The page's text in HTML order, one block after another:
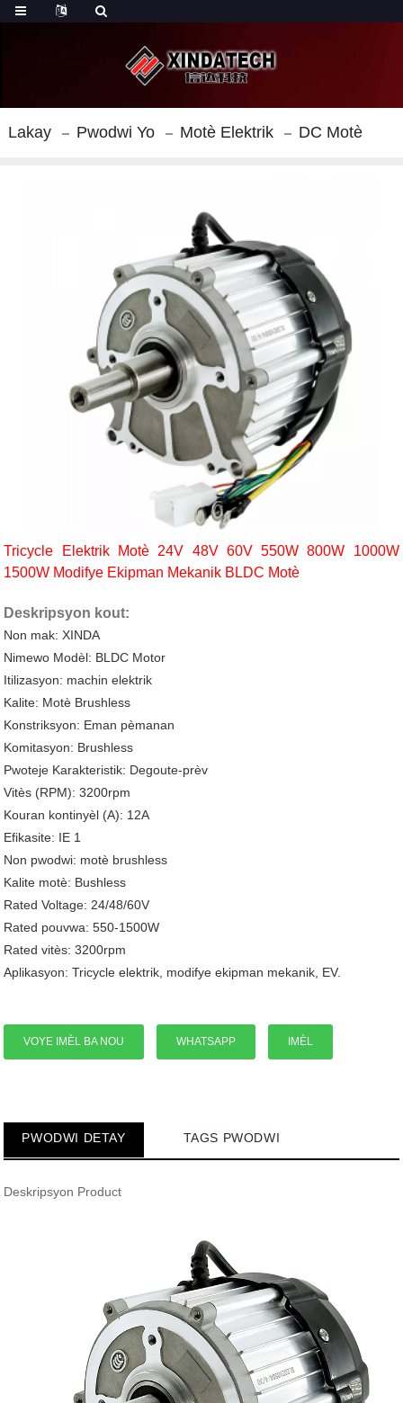
Lakay Pwodwi Yo Motè Elektrik DC Motè
Tricycle Elektrik Motè 24V 48V 60V 550W 800W 1000W
1500W Modifye Ekipman Mekanik BLDC Motè
Deskripsyon kout:
Non mak: XINDA
Nimewo Modèl: BLDC Motor
Itilizasyon: machin elektrik
Kalite: Motè Brushless
Konstriksyon: Eman pèmanan
Komitasyon: Brushless
Pwoteje Karakteristik: Degoute-prèv
Vitès (RPM): 3200rpm
Kouran kontinyèl (A): 12A
Efikasite: IE 1
Non pwodwi: motè brushless
Kalite motè: Bushless
Rated Voltage: 24/48/60V
Rated pouvwa: 550-1500W
Rated vitès: 3200rpm
Aplikasyon: Tricycle elektrik, modifye ekipman mekanik, EV.
VOYE IMÈL BA NOU WHATSAPP IMÈL
PWODWI DETAY TAGS PWODWI
Deskripsyon Product